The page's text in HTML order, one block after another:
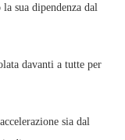
sua dipendenza dal
davanti a tutte per
sia dal